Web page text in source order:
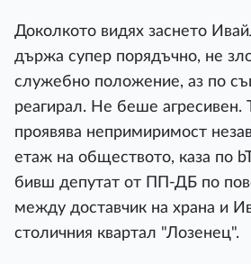
Доколкото видях заснето
държа супер порядъчно, не
служебно положение, аз по
реагирал. Не беше агресивен.
проявява непримиримост
етаж на обществото, каза по
бивш депутат от ПП-ДБ по
между доставчик на храна и
столичния квартал "Лозенец".